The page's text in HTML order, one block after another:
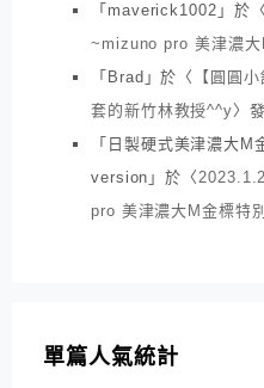
「 maverick1002 」於〈
~mizuno pro 美津濃大
「 Brad 」於〈
【圓圓
套的新竹林教授^^y〉
「 日製硬式美津濃大
version 」於〈
pro 美津濃大M金標特
單篇人氣統計